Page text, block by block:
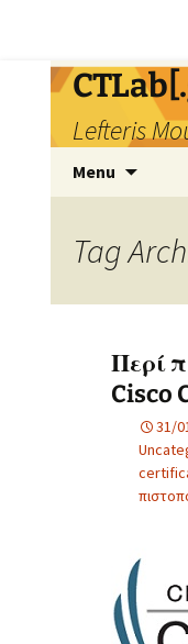
Skip
to
content
Lefteris
Menu
Tag
Περί
Cisco
31/